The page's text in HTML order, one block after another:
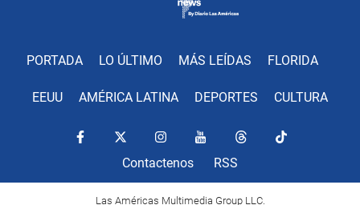
PORTADA LO ÚLTIMO MÁS LEÍDAS FLORIDA
EEUU AMÉRICA LATINA DEPORTES CULTURA
Contactenos RSS
Las Américas Multimedia Group LLC.